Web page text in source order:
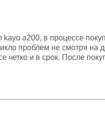
kayo a200, в процессе
проблем не смотря на
четко и в срок. После
0, при этом
и в итоге проблема
о небезразличии к